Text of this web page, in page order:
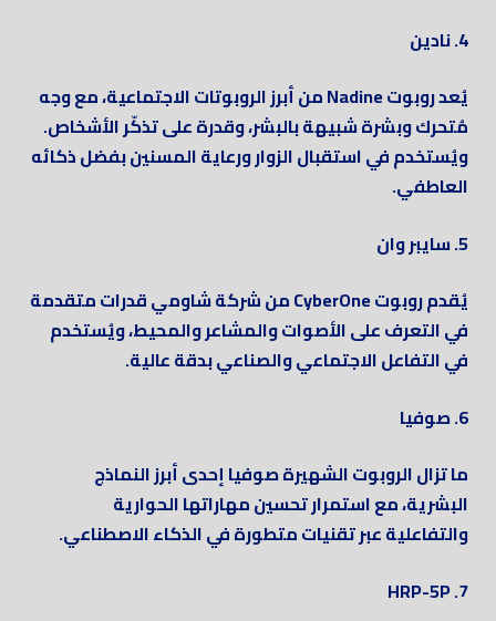
4. نادين
يُعد روبوت Nadine من أبرز الروبوتات الاجتماعية، مع وجه
مُتحرك وبشرة شبيهة بالبشر، وقدرة على تذكّر الأشخاص.
ويُستخدم في استقبال الزوار ورعاية المسنين بفضل ذكائه
العاطفي.
5. سايبر وان
يُقدم روبوت CyberOne من شركة شاومي قدرات متقدمة
في التعرف على الأصوات والمشاعر والمحيط، ويُستخدم
في التفاعل الاجتماعي والصناعي بدقة عالية.
6. صوفيا
ما تزال الروبوت الشهيرة صوفيا إحدى أبرز النماذج
البشرية، مع استمرار تحسين مهاراتها الحوارية
والتفاعلية عبر تقنيات متطورة في الذكاء الاصطناعي.
7. HRP-5P